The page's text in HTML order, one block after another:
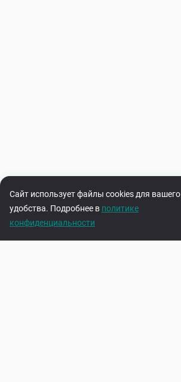
Сайт использует файлы cookies для вашего
удобства. Подробнее в политике
конфиденциальности